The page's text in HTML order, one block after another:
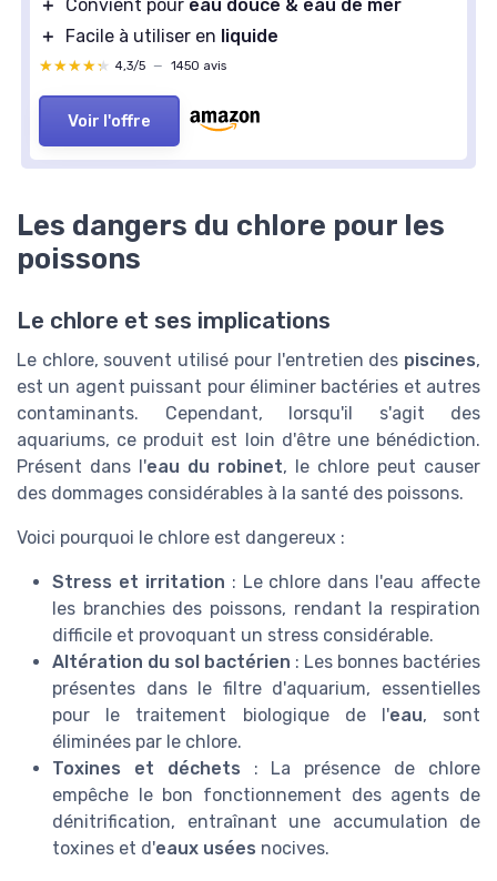
＋ Convient pour eau douce & eau de mer
＋
Facile à utiliser en liquide
★★★★★
★★★★★ 4,3/5 — 1450 avis
Voir l'offre
Les dangers du chlore pour les
poissons
Le chlore et ses implications
Le chlore, souvent utilisé pour l'entretien des piscines,
est un agent puissant pour éliminer bactéries et autres
contaminants. Cependant, lorsqu'il s'agit des
aquariums, ce produit est loin d'être une bénédiction.
Présent dans l'eau du robinet, le chlore peut causer
des dommages considérables à la santé des poissons.
Voici pourquoi le chlore est dangereux :
Stress et irritation : Le chlore dans l'eau affecte
les branchies des poissons, rendant la respiration
difficile et provoquant un stress considérable.
Altération du sol bactérien : Les bonnes bactéries
présentes dans le filtre d'aquarium, essentielles
pour le traitement biologique de l'eau, sont
éliminées par le chlore.
Toxines et déchets : La présence de chlore
empêche le bon fonctionnement des agents de
dénitrification, entraînant une accumulation de
toxines et d'eaux usées nocives.